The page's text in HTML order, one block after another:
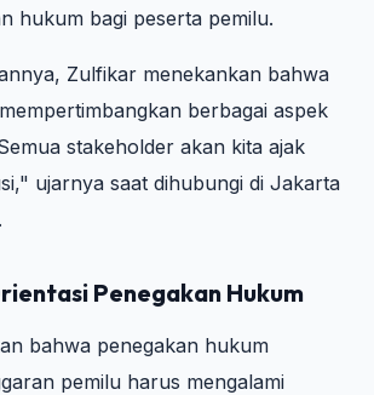
hukum bagi peserta pemilu.
Zulfikar menekankan bahwa
berbagai aspek
stakeholder akan kita ajak
ujarnya saat dihubungi di Jakarta
Penegakan Hukum
bahwa penegakan hukum
pemilu harus mengalami